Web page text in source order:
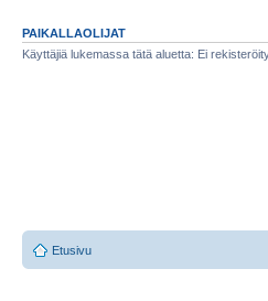
PAIKALLAOLIJAT
Käyttäjiä lukemassa tätä aluetta: Ei
Etusivu